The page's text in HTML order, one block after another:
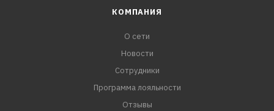
КОМПАНИЯ
О сети
Новости
Сотрудники
Программа лояльности
Отзывы